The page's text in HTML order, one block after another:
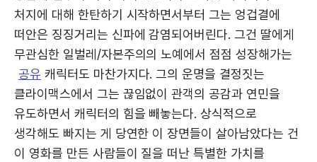
처지에 대해 한탄하기 시작하면서부터 그는 엉겁결에
떠안은 징징거리는 신파에 감염되어버린다. 그건 딸에게
무관심한 일벌레/자본주의의 노예에서 점점 성장해가는
공유 캐릭터도 마찬가지다. 그의 운명을 결정짓는
클라이맥스에서 그는 끊임없이 관객의 공감과 연민을
유도하면서 캐릭터의 힘을 빼놓는다. 상식적으로
생각해도 빠지는 게 당연한 이 장면들이 살아남았다는 건
이 영화를 만든 사람들이 질을 떠난 특별한 가치를